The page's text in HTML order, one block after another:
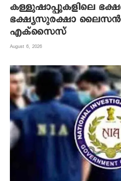
കള്ളുഷാപ്പുകളിലെ
ഭക്ഷ്യസുരക്ഷാ
എക്‌സൈസ്
August 6, 2026